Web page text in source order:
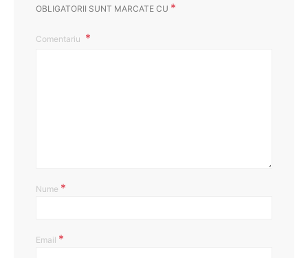
OBLIGATORII SUNT MARCATE CU *
Comentariu
Nume *
Email *